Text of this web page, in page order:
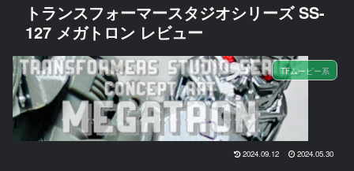
トランスフォーマースタジオシリーズ SS-
127 メガトロン レビュー
TFムービー系
2024.09.12 2024.05.30